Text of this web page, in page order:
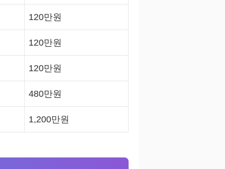
120만원
120만원
120만원
480만원
1,200만원